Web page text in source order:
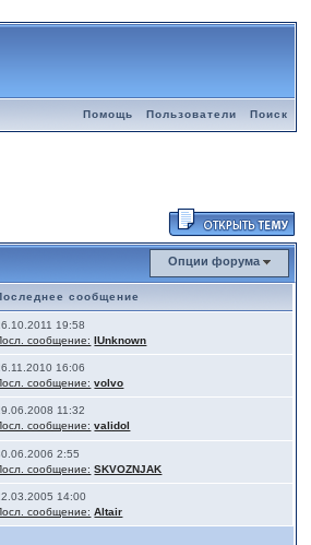
Помощь Пользователи Поиск
Опции форума
сообщение
19:58
сообщение: IUnknown
16:06
сообщение: volvo
11:32
сообщение: validol
2:55
сообщение: SKVOZNJAK
14:00
сообщение: Altair